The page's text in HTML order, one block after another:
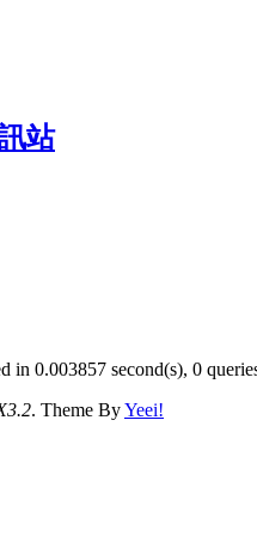
in 0.003857 second(s), 0
. Theme ByYeei!